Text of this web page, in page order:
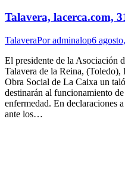
Talavera, lacerca.com,
TalaveraPoradminalop6
El presidente de la Asociación
Talavera de la Reina,
Obra Social de La Caixa un
destinarán al funcionamiento
enfermedad. En declaraciones
ante los…